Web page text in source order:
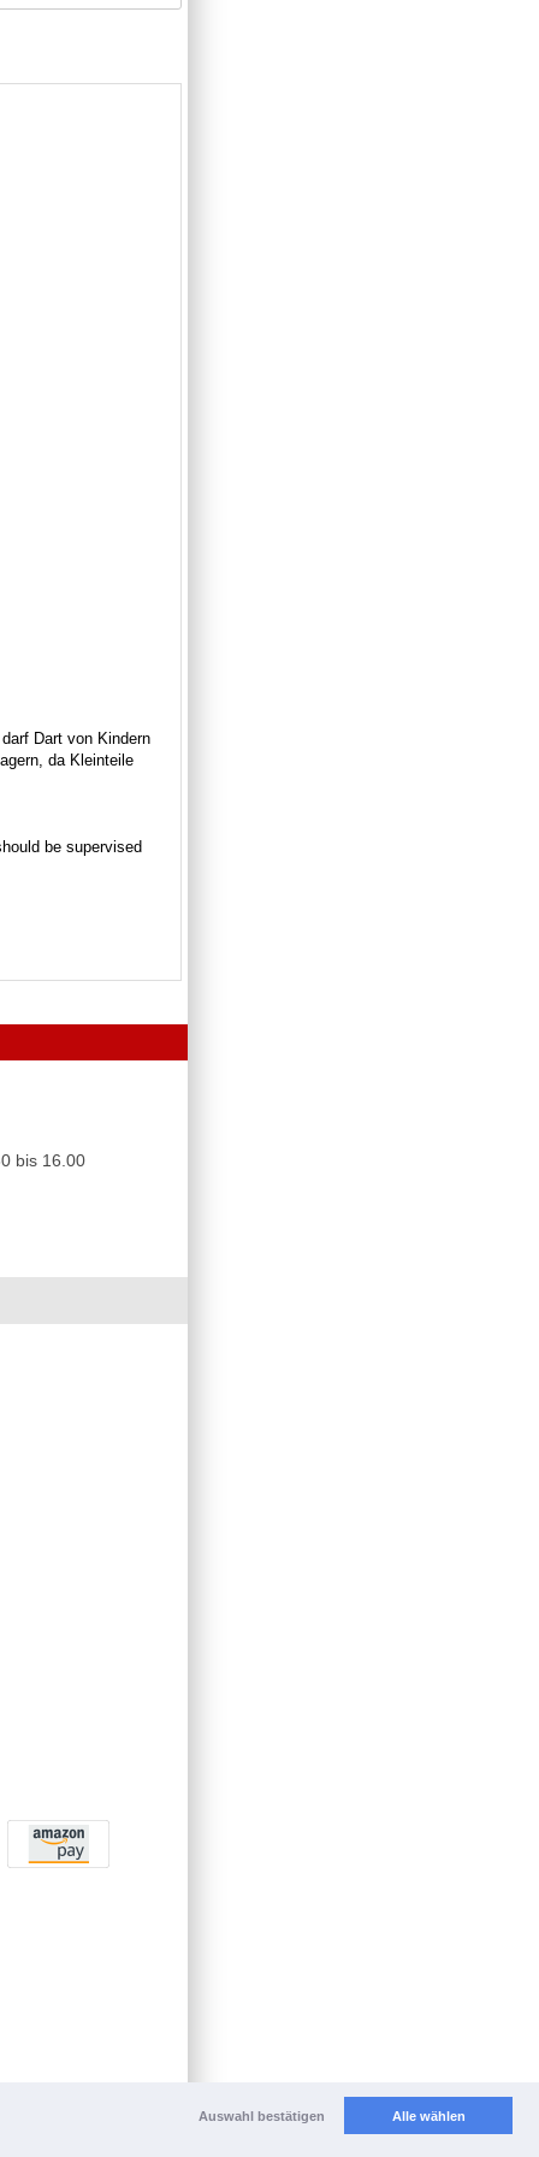
Auswahl bestätigen Alle wählen
Dart von Kindern
da Kleinteile
be supervised
bis 16.00